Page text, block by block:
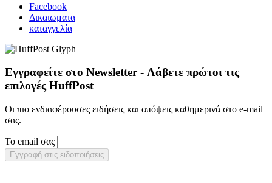
Facebook
Δικαιωματα
καταγγελία
Εγγραφείτε στο Newsletter - Λάβετε πρώτοι τις
επιλογές HuffPost
Οι πιο ενδιαφέρουσες ειδήσεις και απόψεις καθημερινά στο e-mail
σας.
Το email σας
Εγγραφή στις ειδοποιήσεις